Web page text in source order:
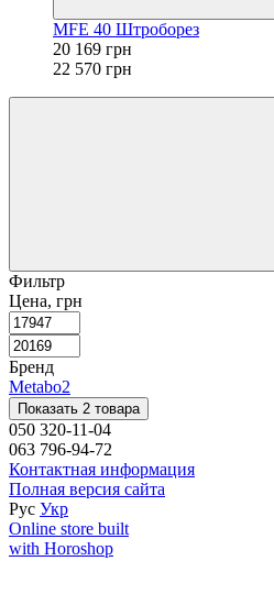
MFE 40 Штроборез
20 169 грн
22 570 грн
Фильтр
Цена, грн
Бренд
Metabo2
Показать 2 товара
050 320-11-04
063 796-94-72
Контактная информация
Полная версия сайта
Рус Укр
Online store built
with Horoshop